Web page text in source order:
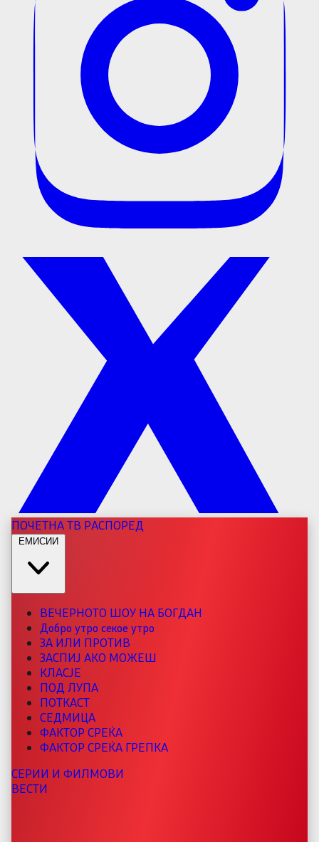
ПОЧЕТНАТВ РАСПОРЕД
ЕМИСИИ
ВЕЧЕРНОТО ШОУ НА БОГДАН
Добро утро секое утро
ЗА ИЛИ ПРОТИВ
ЗАСПИЈ АКО МОЖЕШ
КЛАСЈЕ
ПОД ЛУПА
ПОТКАСТ
СЕДМИЦА
ФАКТОР СРЕЌА
ФАКТОР СРЕЌА ГРЕПКА
СЕРИИ И ФИЛМОВИ
ВЕСТИ